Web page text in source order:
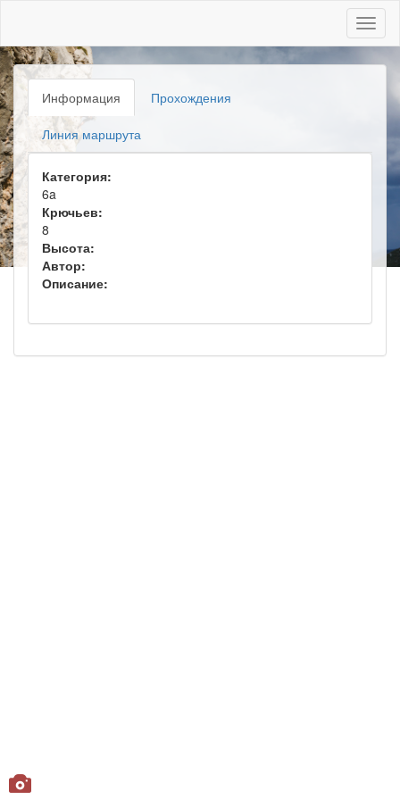
Информация Прохождения
Линия маршрута
Категория:
6a
Крючьев:
8
Высота:
Автор:
Описание: